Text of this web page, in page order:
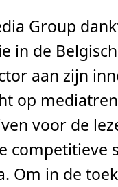
Group
in de
aan zijn
op
voor de
competitieve
Om in de